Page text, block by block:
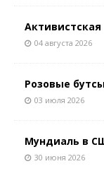
04 августа 2026
Розовые
03 июля 2026
Мундиаль в
30 июня 2026